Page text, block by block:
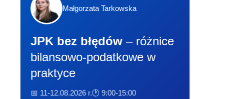
Małgorzata Tarkowska
JPK bez błędów – różnice
bilansowo-podatkowe w
praktyce
📅 11-12.08.2026 r.🕐 9:00-15:00